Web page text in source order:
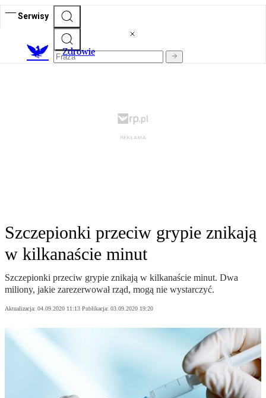
Serwisy
Zdrowie
Szczepionki przeciw grypie znikają
w kilkanaście minut
Szczepionki przeciw grypie znikają w kilkanaście minut. Dwa
miliony, jakie zarezerwował rząd, mogą nie wystarczyć.
Aktualizacja: 04.09.2020 11:13 Publikacja: 03.09.2020 19:20